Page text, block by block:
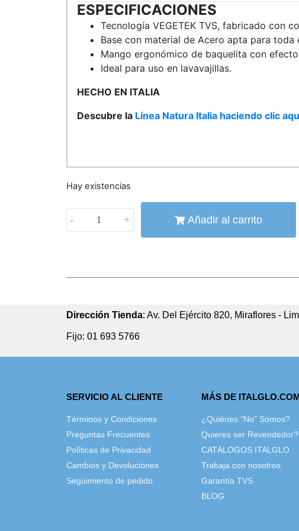
ESPECIFICACIONES
Tecnología VEGETEK TVS, fabricado con
Base con material de Acero apta para toda
Mango ergonómico de baquelita con
Ideal para uso en lavavajillas.
HECHO EN ITALIA
Descubre la Línea Natura Italia haciendo clic
Hay existencias
- + Añadir al carrito
Dirección Tienda: Av. Del Ejército 820, Miraflores -
Fijo: 01 693 5766
SERVICIO AL CLIENTE
Términos y Condiciones
Preguntas Frecuentes
Políticas de Privacidad
Cambios y Devoluciones
Seguimiento de pedido
MÁS DE
¿Quiénes “No” Somos?
Quieres ser Revendedor?
CATÁLOGOS ITALGLO
Trabaja con nosotros
Garantía TVS
BLOG